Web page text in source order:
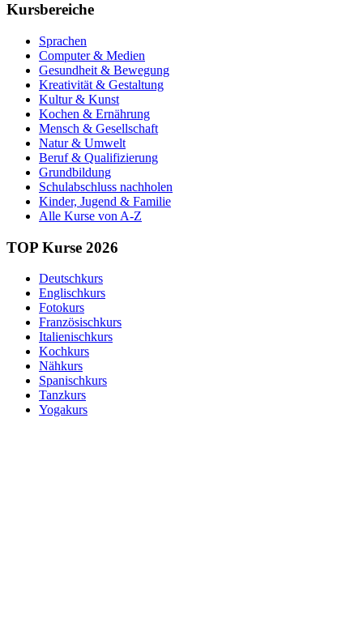
Kursbereiche
Sprachen
Computer & Medien
Gesundheit & Bewegung
Kreativität & Gestaltung
Kultur & Kunst
Kochen & Ernährung
Mensch & Gesellschaft
Natur & Umwelt
Beruf & Qualifizierung
Grundbildung
Schulabschluss nachholen
Kinder, Jugend & Familie
Alle Kurse von A-Z
TOP Kurse 2026
Deutschkurs
Englischkurs
Fotokurs
Französischkurs
Italienischkurs
Kochkurs
Nähkurs
Spanischkurs
Tanzkurs
Yogakurs